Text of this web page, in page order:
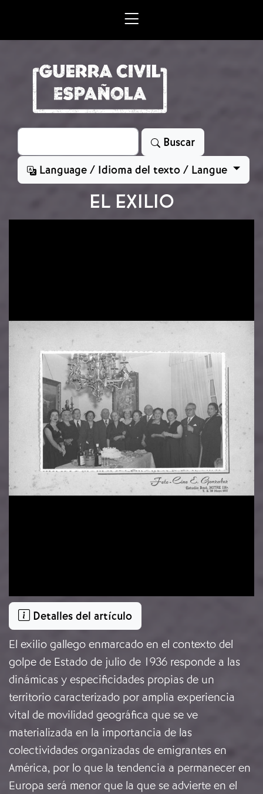
Search
Buscar
Language / Idioma del texto / Langue
EL EXILIO
Detalles del artículo
El exilio gallego enmarcado en el contexto del
golpe de Estado de julio de 1936 responde a las
dinámicas y especificidades propias de un
territorio caracterizado por amplia experiencia
vital de movilidad geográfica que se ve
materializada en la importancia de las
colectividades organizadas de emigrantes en
América, por lo que la tendencia a permanecer en
Europa será menor que la que se advierte en el